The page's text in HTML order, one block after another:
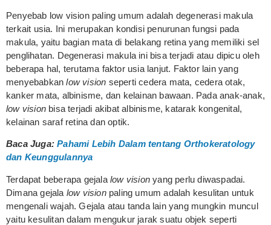
Penyebab low vision paling umum adalah degenerasi makula
terkait usia. Ini merupakan kondisi penurunan fungsi pada
makula, yaitu bagian mata di belakang retina yang memiliki sel
penglihatan. Degenerasi makula ini bisa terjadi atau dipicu oleh
beberapa hal, terutama faktor usia lanjut. Faktor lain yang
menyebabkanlow vision seperti cedera mata, cedera otak,
kanker mata, albinisme, dan kelainan bawaan. Pada anak-anak,
low vision bisa terjadi akibat albinisme, katarak kongenital,
kelainan saraf retina dan optik.
Baca Juga:Pahami Lebih Dalam tentang Orthokeratology
dan Keunggulannya
Terdapat beberapa gejala low vision yang perlu diwaspadai.
Dimana gejala low visionpaling umum adalah kesulitan untuk
mengenali wajah. Gejala atau tanda lain yang mungkin muncul
yaitu kesulitan dalam mengukur jarak suatu objek seperti